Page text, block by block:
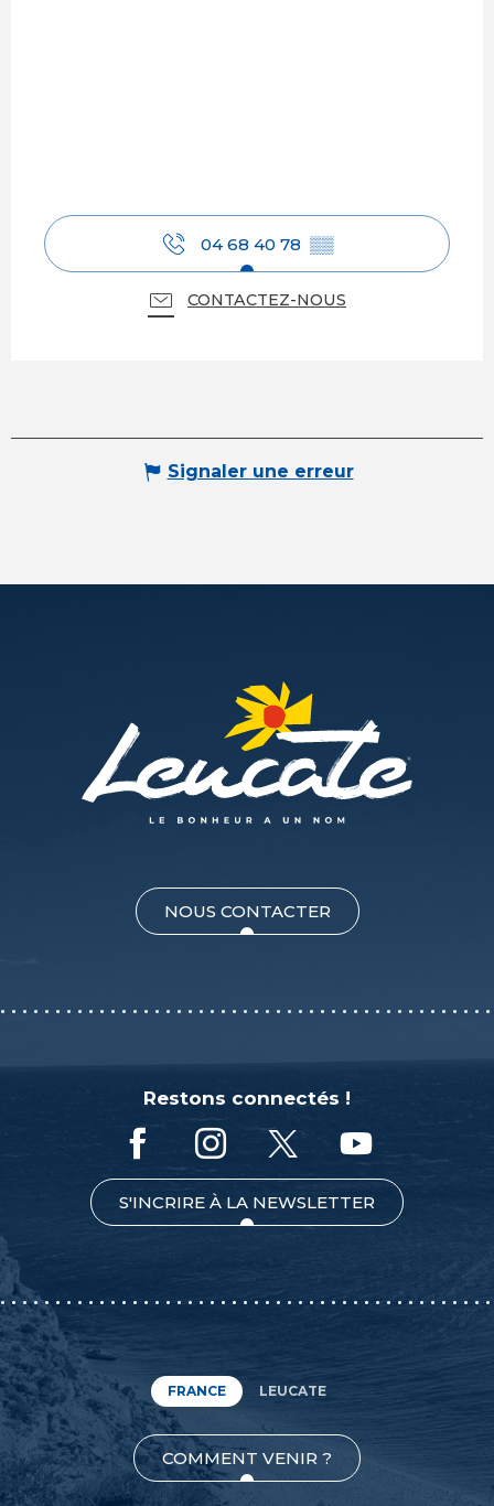
04 68 40 78 ▒▒
CONTACTEZ-NOUS
Signaler une erreur
NOUS CONTACTER
Restons connectés !
S'INCRIRE À LA NEWSLETTER
FRANCE LEUCATE
COMMENT VENIR ?